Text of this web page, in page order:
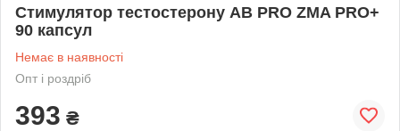
Стимулятор тестостерону AB PRO ZMA PRO+
90 капсул
Немає в наявності
Опт і роздріб
393 ₴